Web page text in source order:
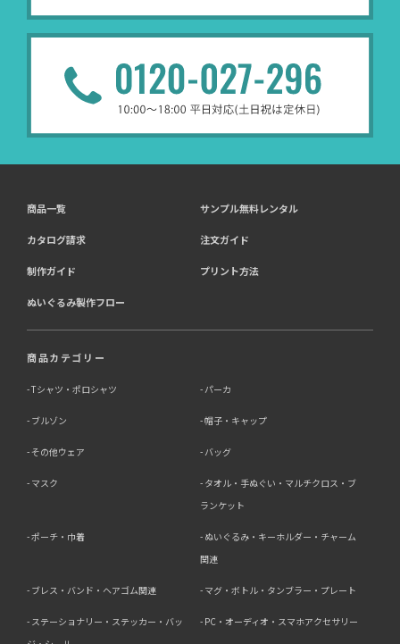
商品一覧 サンプル無料レンタル
カタログ請求 注文ガイド
制作ガイド プリント方法
ぬいぐるみ製作フロー
商品カテゴリー
Tシャツ・ポロシャツ パーカ
ブルゾン 帽子・キャップ
その他ウェア バッグ
マスク
タオル・手ぬぐい・マルチクロス・ブ
ランケット
ポーチ・巾着
ぬいぐるみ・キーホルダー・チャーム
関連
ブレス・バンド・ヘアゴム関連 マグ・ボトル・タンブラー・プレート
ステーショナリー・ステッカー・バッ
PC・オーディオ・スマホアクセサリー